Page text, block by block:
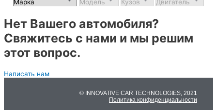
Нет Вашего автомобиля?
Свяжитесь с нами и мы решим
этот вопрос.
Написать нам
© INNOVATIVE CAR TECHNOLOGIES, 2021
Политика конфиденциальности